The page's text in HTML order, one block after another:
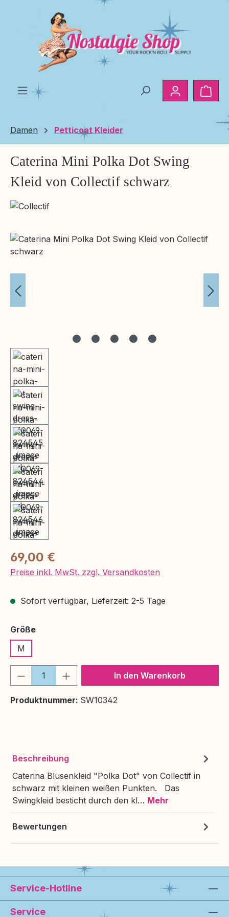
Zum Hauptinhalt springen
Damen Petticoat Kleider
Caterina Mini Polka Dot Swing
Kleid von Collectif schwarz
Bildergalerie überspringen
Regulärer Preis:
69,00 €
Preise inkl. MwSt. zzgl. Versandkosten
Sofort verfügbar, Lieferzeit: 2-5 Tage
Größeauswählen
M
Produkt Anzahl: Gib denIn den Warenkorb
Produktnummer: SW10342
Beschreibung
Caterina Blusenkleid "Polka Dot" von Collectif in
schwarz mit kleinen weißen Punkten. Das
Swingkleid besticht durch den kl… Mehr
Bewertungen
Service-Hotline
Service